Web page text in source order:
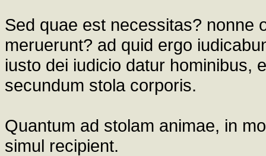
Sed quae est necessitas? nonne
meruerunt? ad quid ergo
iusto dei iudicio datur hominibus,
secundum stola corporis.
Quantum ad stolam animae, in
simul recipient.